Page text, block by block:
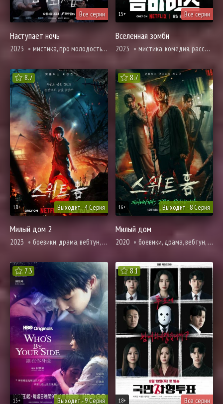
Все серии
Наступает ночь
2023 мистика, про молодость и любовь, триллер, ужасы
Все серии
15+
Вселенная зомби
2023 мистика, комедия, расследование, ужасы
8.7
Выходит - 4 Серия
18+
Милый дом 2
2023 боевики, драма, вебтун, ужасы, фантастика, смерть
8.7
Выходит - 8 Серия
16+
Милый дом
2020 боевики, драма, вебтун, ужасы, фантастика, про школу и школьников
7.3
Выходит - 9 Серия
15+
8.1
Все серии
18+